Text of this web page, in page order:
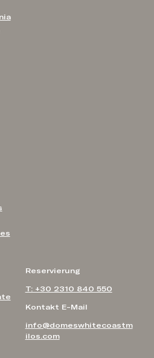
Reservierung
T: +30 2310 840 550
Kontakt E-Mail
info@domeswhitecoastm
ilos.com